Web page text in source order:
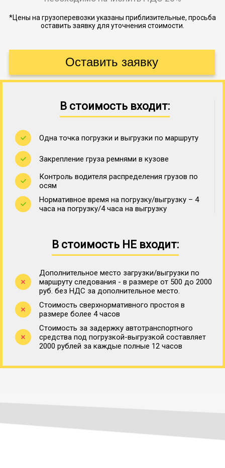
*Цены на грузоперевозки указаны приблизительные, просьба
оставить заявку для уточнения стоимости.
В стоимость входит:
Одна точка погрузки и выгрузки по маршруту
Закрепление груза ремнями в кузове
Контроль водителя распределения грузов по
осям
Нормативное время на погрузку/выгрузку – 4
часа на погрузку/4 часа на выгрузку
В стоимость НЕ входит:
Дополнительное место загрузки/выгрузки по
маршруту следования - в размере от 500 до 2000
руб. без НДС за дополнительное место.
Стоимость сверхнормативного простоя в
размере более 4 часов
Стоимость за задержку автотранспортного
средства под погрузкой-выгрузкой составляет
2000 рублей за каждые полные 12 часов